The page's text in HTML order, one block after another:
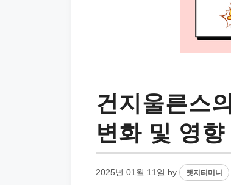
건지울른스
변화 및 영향
2025년 01월 11일 by 챗지티미니